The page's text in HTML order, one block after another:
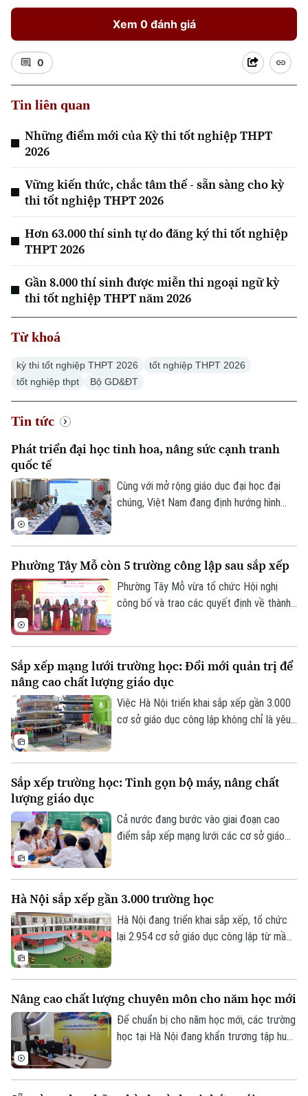
Xu hướng
Xem 0 đánh giá
0
Tin liên quan
Những điểm mới của Kỳ thi tốt nghiệp THPT
2026
Vững kiến thức, chắc tâm thế - sẵn sàng cho kỳ
thi tốt nghiệp THPT 2026
Hơn 63.000 thí sinh tự do đăng ký thi tốt nghiệp
THPT 2026
Gần 8.000 thí sinh được miễn thi ngoại ngữ kỳ
thi tốt nghiệp THPT năm 2026
Từ khoá
kỳ thi tốt nghiệp THPT 2026
tốt nghiệp THPT 2026
tốt nghiệp thpt
Bộ GD&ĐT
Tin tức
Phát triển đại học tinh hoa, nâng sức cạnh tranh
quốc tế
Cùng với mở rộng giáo dục đại học đại
chúng, Việt Nam đang định hướng hình
Phường Tây Mỗ còn 5 trường công lập sau sắp xếp
Phường Tây Mỗ vừa tổ chức Hội nghị
công bố và trao các quyết định về thành
Sắp xếp mạng lưới trường học: Đổi mới quản trị để
nâng cao chất lượng giáo dục
Việc Hà Nội triển khai sắp xếp gần 3.000
cơ sở giáo dục công lập không chỉ là yêu
chất lượng dạy học.
Sắp xếp trường học: Tinh gọn bộ máy, nâng chất
lượng giáo dục
Cả nước đang bước vào giai đoạn cao
điểm sắp xếp mạng lưới các cơ sở giáo
cơ sở, với nguyên tắc xuyên suốt: tinh gọn
nhưng không cơ học, sắp xếp nhưng
không làm gián đoạn việc học của học
Hà Nội sắp xếp gần 3.000 trường học
Hà Nội đang triển khai sắp xếp, tổ chức
lại 2.954 cơ sở giáo dục công lập từ mầm
trong những nội dung thực hiện chủ
trương tinh gọn bộ máy, phù hợp với mô
hình chính quyền địa phương hai cấp, đồng
Nâng cao chất lượng chuyên môn cho năm học mới
Để chuẩn bị cho năm học mới, các trường
học tại Hà Nội đang khẩn trương tập huấn